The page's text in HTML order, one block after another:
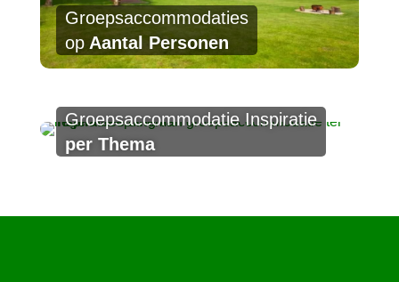
Groepsaccommodaties
opAantal Personen
Groepsaccommodatie Inspiratie
per Thema